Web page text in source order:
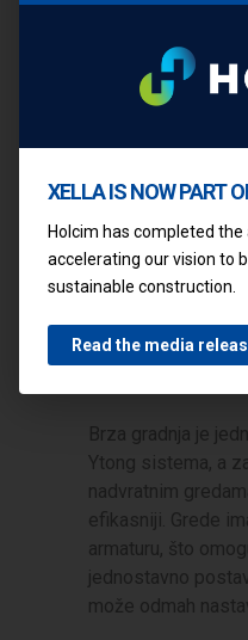
UGRADNJA
Brza gradnja je
Ytong sistema, a
nadvratnim
efikasniji. Grede
armaturu, što
jednostavno
može odmah
XELLA IS NOW PART
Holcim has completed the
accelerating our vision to
sustainable construction.
Read the media